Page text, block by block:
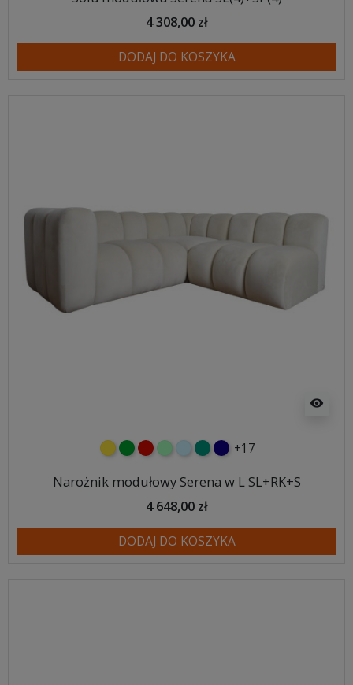
4 308,00 zł
DODAJ DO KOSZYKA
visibility
żółtyzielonyczerwony
miętowybłękitnyturkusowy
granatowy
+17
Narożnik modułowy Serena w L SL+RK+S
4 648,00 zł
DODAJ DO KOSZYKA